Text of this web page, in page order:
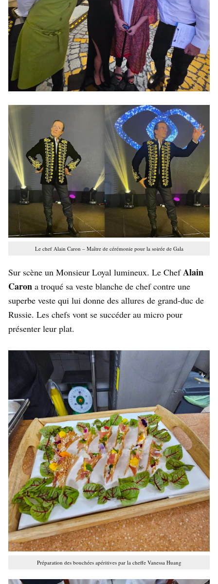
Le chef Alain Caron – Maître de cérémonie pour la soirée de Gala
Sur scène un Monsieur Loyal lumineux. Le ChefAlain
Caron a troqué sa veste blanche de chef contre une
superbe veste qui lui donne des allures de grand-duc de
Russie. Les chefs vont se succéder au micro pour
présenter leur plat.
Préparation des bouchées apéritives par la cheffe Vanessa Huang